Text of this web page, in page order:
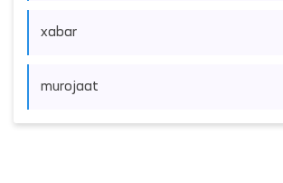
xabar
murojaat